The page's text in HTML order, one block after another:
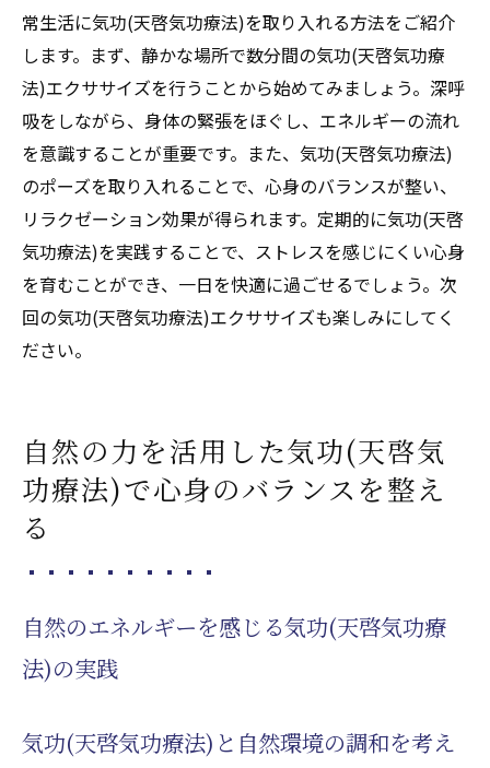
常生活に気功(天啓気功療法)を取り入れる方法をご紹介
します。まず、静かな場所で数分間の気功(天啓気功療
法)エクササイズを行うことから始めてみましょう。深呼
吸をしながら、身体の緊張をほぐし、エネルギーの流れ
を意識することが重要です。また、気功(天啓気功療法)
のポーズを取り入れることで、心身のバランスが整い、
リラクゼーション効果が得られます。定期的に気功(天啓
気功療法)を実践することで、ストレスを感じにくい心身
を育むことができ、一日を快適に過ごせるでしょう。次
回の気功(天啓気功療法)エクササイズも楽しみにしてく
ださい。
自然の力を活用した気功(天啓気
功療法)で心身のバランスを整え
る
自然のエネルギーを感じる気功(天啓気功療
法)の実践
気功(天啓気功療法)と自然環境の調和を考え